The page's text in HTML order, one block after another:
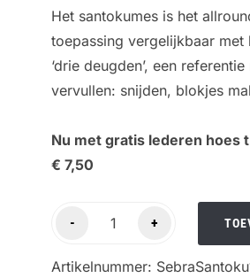
Het santokumes is het
toepassing vergelijkbaar
‘drie deugden’, een
vervullen: snijden, blokjes
Nu met gratis lederen hoes
€ 7,50
-
Santokumes
+
Artikelnummer: